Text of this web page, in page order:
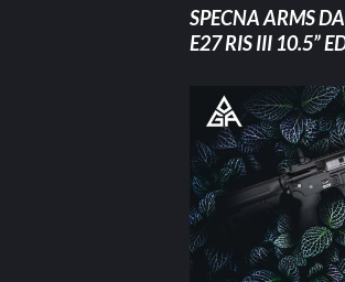
SPECNA ARMS
E27 RIS III 10.5”